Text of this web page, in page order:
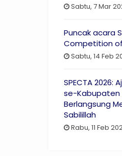
Sabtu, 7 Mar
Puncak acara
Competition of
Sabtu, 14 Feb
SPECTA 2026:
se-Kabupaten
Berlangsung
Sabilillah
Rabu, 11 Feb